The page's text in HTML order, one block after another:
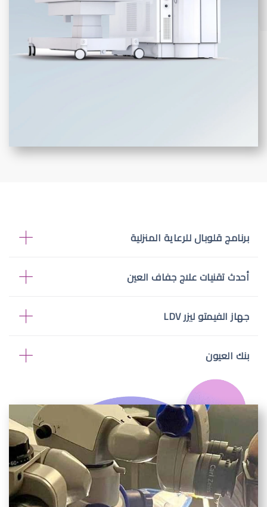
برنامج قلوبال للرعاية المنزلية
أحدث تقنيات علاج جفاف العين
جهاز الفيمتو ليزر LDV
بنك العيون